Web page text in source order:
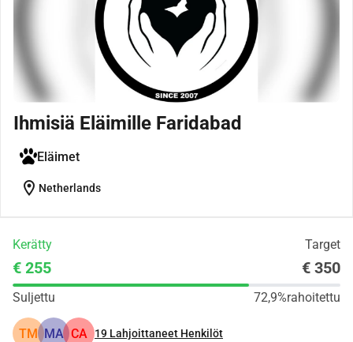
Ihmisiä Eläimille Faridabad
Eläimet
location_on Netherlands
Kerätty Target
€ 255 € 350
Suljettu 72,9%rahoitettu
TM MA CA 19 Lahjoittaneet Henkilöt